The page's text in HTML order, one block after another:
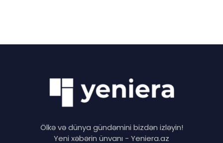
Ölkə və dünya gündəmini bizdən izləyin!
Yeni xəbərin ünvanı - Yeniera.az